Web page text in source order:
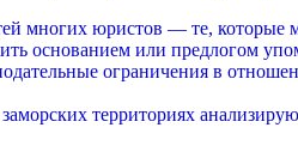
многих юристов — те, которые
основанием или предлогом
ограничения в
территориях